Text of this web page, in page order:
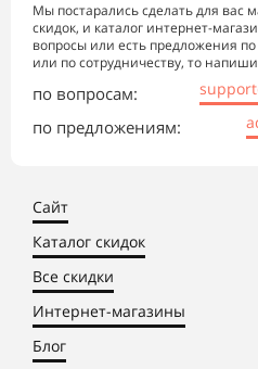
Мы постарались сделать для вас
скидок, и каталог интернет-
вопросы или есть предложения
или по сотрудничеству, то
по вопросам:
по предложениям:
Сайт
Каталог скидок
Все скидки
Интернет-магазины
Блог